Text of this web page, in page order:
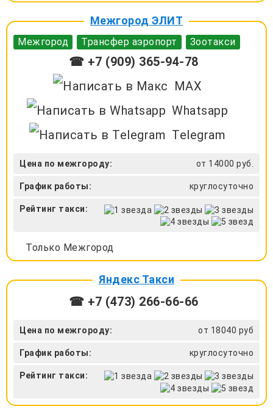
Межгород ЭЛИТ
Межгород Трансфер аэропорт Зоотакси
☎ +7 (909) 365-94-78
MAX
Whatsapp
Telegram
Цена по межгороду: от 14000 руб.
График работы: круглосуточно
Рейтинг такси:
Только Межгород
Яндекс Такси
☎ +7 (473) 266-66-66
Цена по межгороду: от 18040 руб
График работы: круглосуточно
Рейтинг такси: